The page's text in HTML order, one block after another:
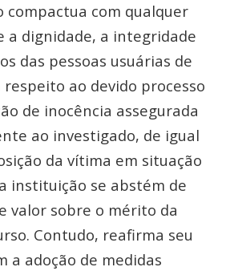
compactua com qualquer
a dignidade, a integridade
das pessoas usuárias de
respeito ao devido processo
de inocência assegurada
ao investigado, de igual
da vítima em situação
instituição se abstém de
valor sobre o mérito da
Contudo, reafirma seu
a adoção de medidas